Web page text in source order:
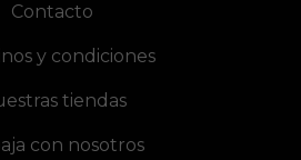
Contacto
y condiciones
tiendas
con nosotros